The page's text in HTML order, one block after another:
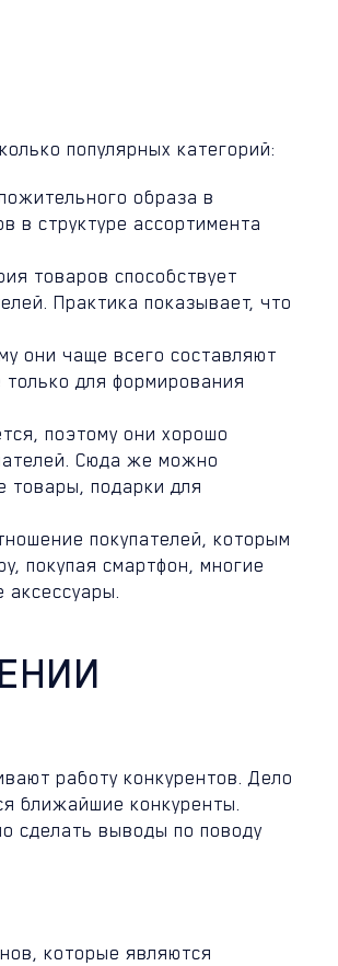
популярных категорий:
образа в
в структуре ассортимента
товаров способствует
Практика показывает, что
они чаще всего составляют
для формирования
поэтому они хорошо
Сюда же можно
товары, подарки для
покупателей, которым
покупая смартфон, многие
работу конкурентов. Дело
ближайшие конкуренты.
сделать выводы по поводу
которые являются